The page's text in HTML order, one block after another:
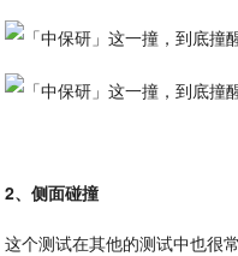
2、侧面碰撞
这个测试在其他的测试中也很